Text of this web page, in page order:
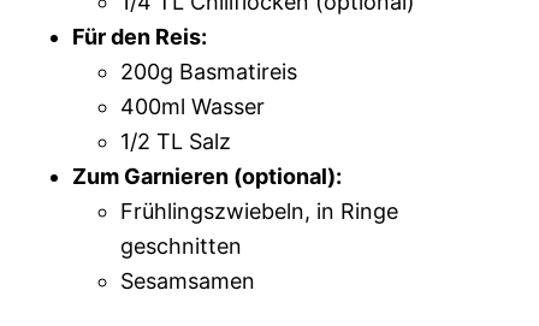
Für den Reis:
200g Basmatireis
400ml Wasser
1/2 TL Salz
Zum Garnieren (optional):
Frühlingszwiebeln, in Ringe
geschnitten
Sesamsamen